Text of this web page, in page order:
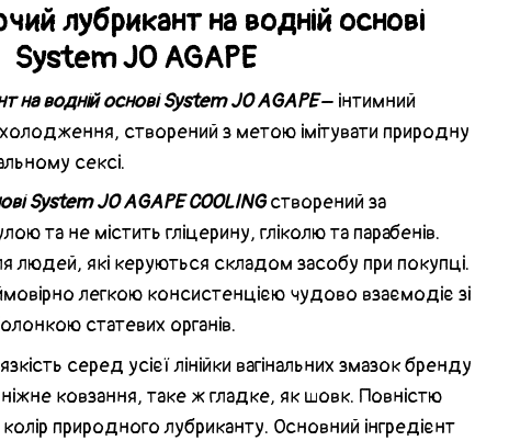
лубрикант на водній основі
System JO AGAPE
на водній основі System JO AGAPE– інтимний
створений з метою імітувати природну
сексі.
System JO AGAPE COOLINGстворений за
та не містить гліцерину, гліколю та парабенів.
людей, які керуються складом засобу при покупці.
легкою консистенцією чудово взаємодіє зі
статевих органів.
серед усієї лінійки вагінальних змазок бренду
ковзання, таке ж гладке, як шовк. Повністю
природного лубриканту. Основний інгредієнт